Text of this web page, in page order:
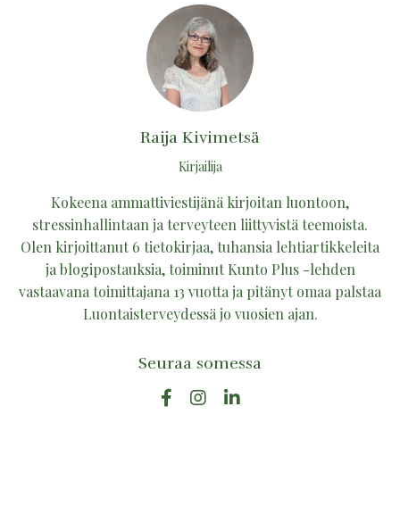
Raija Kivimetsä
Kirjailija
Kokeena ammattiviestijänä kirjoitan luontoon,
stressinhallintaan ja terveyteen liittyvistä teemoista.
Olen kirjoittanut 6 tietokirjaa, tuhansia lehtiartikkeleita
ja blogipostauksia, toiminut Kunto Plus -lehden
vastaavana toimittajana 13 vuotta ja pitänyt omaa palstaa
Luontaisterveydessä jo vuosien ajan.
Seuraa somessa